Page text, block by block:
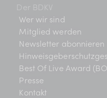
Der BDKV
Wer wir sind
Mitglied werden
Newsletter abonnieren
Best Of Live Award
Presse
Kontakt